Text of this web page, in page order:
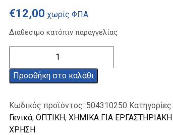
€12,00 χωρίς ΦΠΑ
Διαθέσιμο κατόπιν παραγγελίας
D.P.X.MOUNTANT
ποσότητα
Προσθήκη στο καλάθι
Κωδικός προϊόντος: 504310250 Κατηγορίες:
Γενικά, ΟΠΤΙΚΗ, ΧΗΜΙΚΑ ΓΙΑ ΕΡΓΑΣΤΗΡΙΑΚΗ
ΧΡΗΣΗ